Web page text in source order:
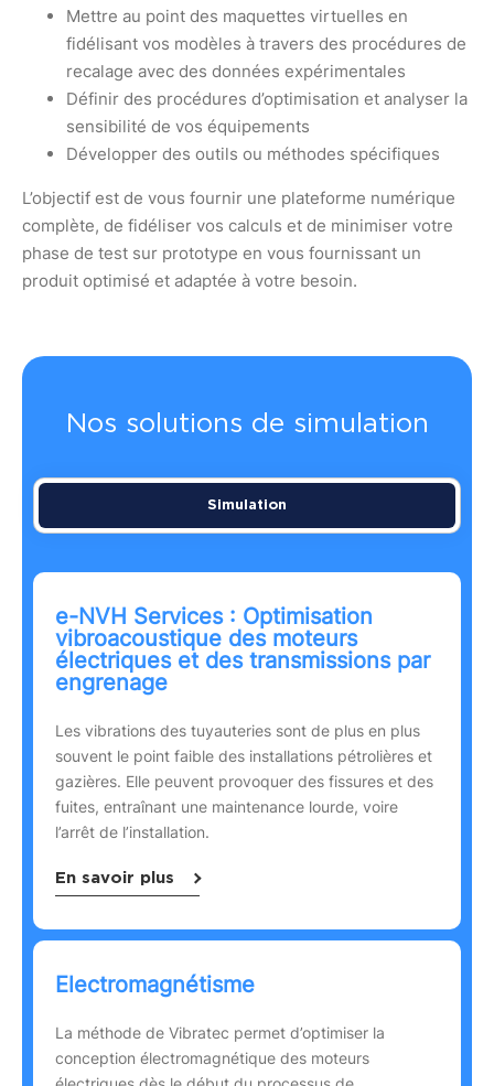
Mettre au point des maquettes virtuelles en
fidélisant vos modèles à travers des procédures de
recalage avec des données expérimentales
Définir des procédures d’optimisation et analyser la
sensibilité de vos équipements
Développer des outils ou méthodes spécifiques
L’objectif est de vous fournir une plateforme numérique
complète, de fidéliser vos calculs et de minimiser votre
phase de test sur prototype en vous fournissant un
produit optimisé et adaptée à votre besoin.
Nos solutions de simulation
Simulation
e-NVH Services : Optimisation
vibroacoustique des moteurs
électriques et des transmissions par
engrenage
Les vibrations des tuyauteries sont de plus en plus
souvent le point faible des installations pétrolières et
gazières. Elle peuvent provoquer des fissures et des
fuites, entraînant une maintenance lourde, voire
l’arrêt de l’installation.
En savoir plus
Electromagnétisme
La méthode de Vibratec permet d’optimiser la
conception électromagnétique des moteurs